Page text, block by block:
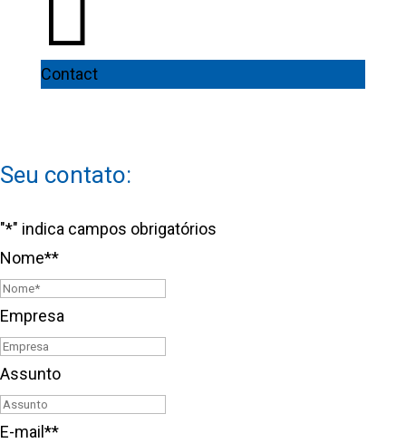
Contact
Seu contato:
"*" indica campos obrigatórios
Nome**
Empresa
Assunto
E-mail**